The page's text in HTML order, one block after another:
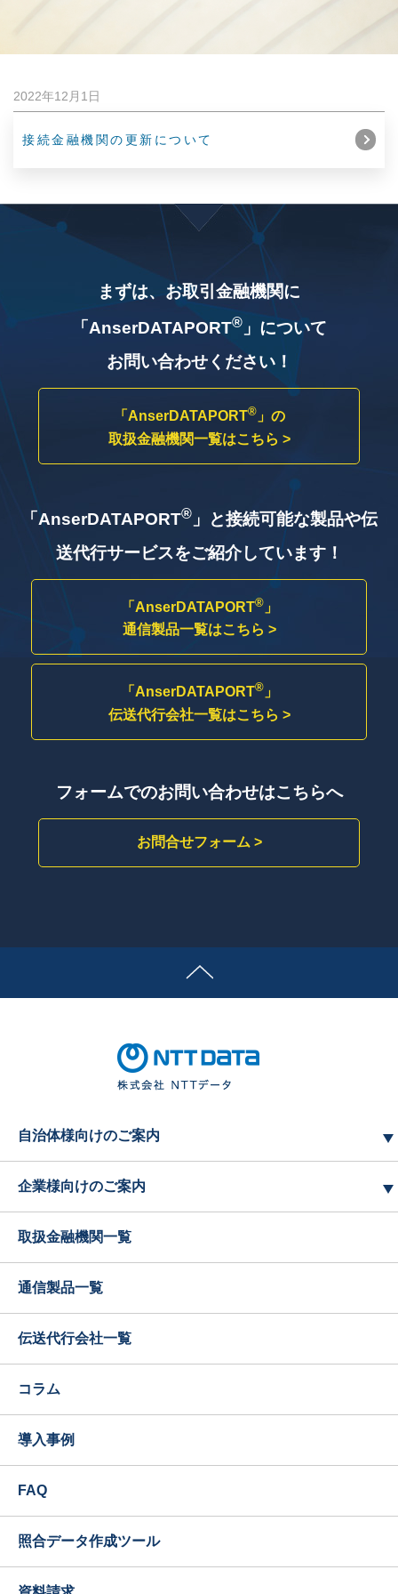
2022年12月1日
接続金融機関の更新について
まずは、お取引金融機関に
「AnserDATAPORT®」について
お問い合わせください！
「AnserDATAPORT®」の
取扱金融機関一覧はこちら >
「AnserDATAPORT®」と接続可能な製品や伝
送代行サービスをご紹介しています！
「AnserDATAPORT®」
通信製品一覧はこちら >
「AnserDATAPORT®」
伝送代行会社一覧はこちら >
フォームでのお問い合わせはこちらへ
お問合せフォーム >
自治体様向けのご案内
企業様向けのご案内
取扱金融機関一覧
通信製品一覧
伝送代行会社一覧
コラム
導入事例
FAQ
照合データ作成ツール